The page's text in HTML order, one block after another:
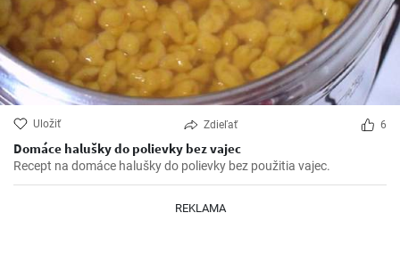
Uložiť Zdieľať 6
Domáce halušky do polievky bez vajec
Recept na domáce halušky do polievky bez použitia vajec.
REKLAMA